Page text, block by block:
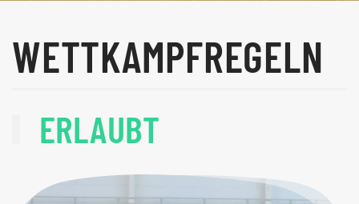
WETTKAMPF­REGELN
ERLAUBT